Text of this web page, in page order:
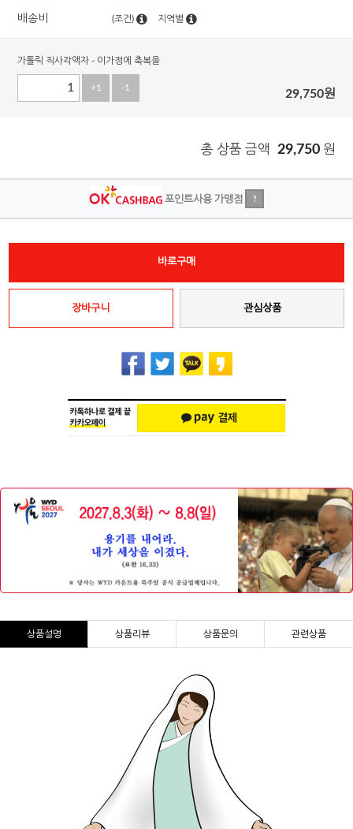
배송비 (조건) 지역별
가톨릭 직사각액자 - 이가정에 축복을
+1 -1 29,750원
총 상품 금액 29,750 원
포인트사용 가맹점 ?
바로구매
장바구니 관심상품
상품설명 상품리뷰 상품문의 관련상품